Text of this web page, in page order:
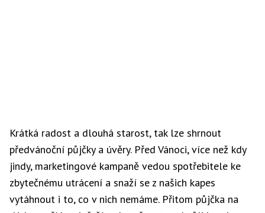
Krátká radost a dlouhá starost, tak lze shrnout
předvánoční půjčky a úvěry. Před Vánoci, více než kdy
jindy, marketingové kampaně vedou spotřebitele ke
zbytečnému utrácení a snaží se z našich kapes
vytáhnout i to, co v nich nemáme. Přitom půjčka na